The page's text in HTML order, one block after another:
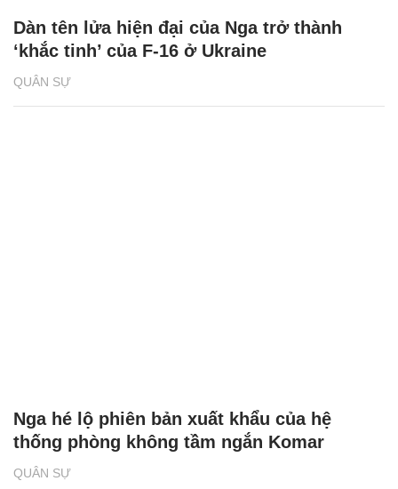
QUÂN SỰ
Dàn tên lửa hiện đại của Nga trở thành
‘khắc tinh’ của F-16 ở Ukraine
QUÂN SỰ
Nga hé lộ phiên bản xuất khẩu của hệ
thống phòng không tầm ngắn Komar